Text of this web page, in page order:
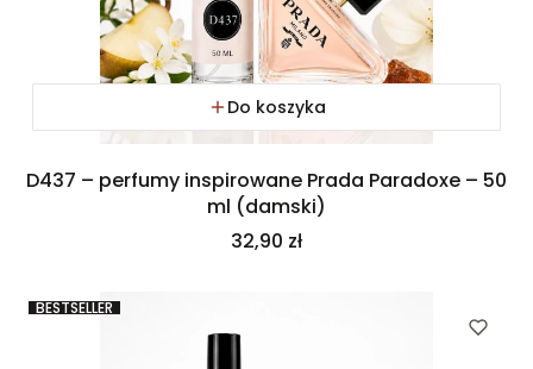
Do koszyka
D437 – perfumy inspirowane Prada Paradoxe – 50
ml (damski)
Cena
32,90 zł
BESTSELLER